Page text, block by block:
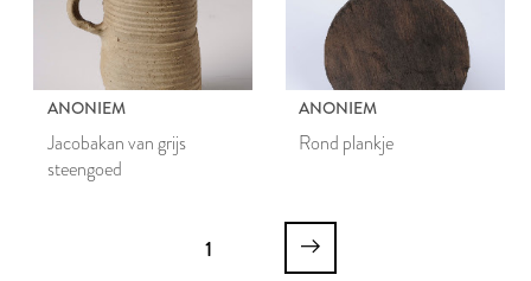
ANONIEM
Jacobakan van grijs
steengoed
ANONIEM
Rond plankje
1